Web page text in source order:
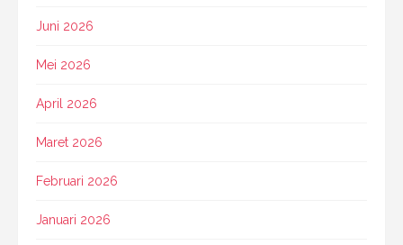
Juni 2026
Mei 2026
April 2026
Maret 2026
Februari 2026
Januari 2026